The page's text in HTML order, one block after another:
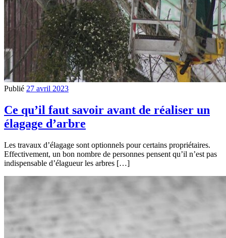
Publié 27 avril 2023
Ce qu’il faut savoir avant de réaliser un
élagage d’arbre
Les travaux d’élagage sont optionnels pour certains propriétaires.
Effectivement, un bon nombre de personnes pensent qu’il n’est pas
indispensable d’élagueur les arbres […]